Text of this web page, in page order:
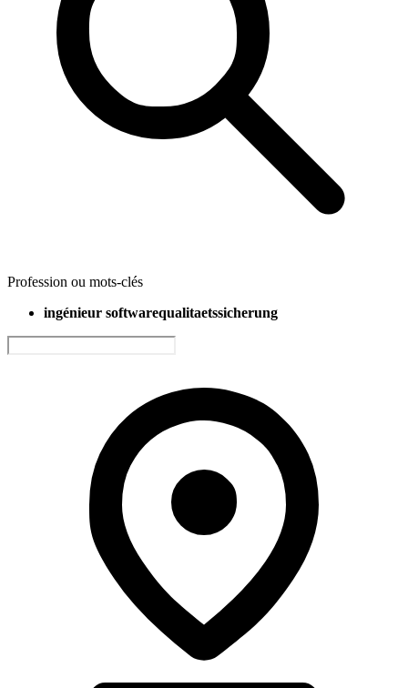
Profession ou mots-clés
ingénieur softwarequalitaetssicherung